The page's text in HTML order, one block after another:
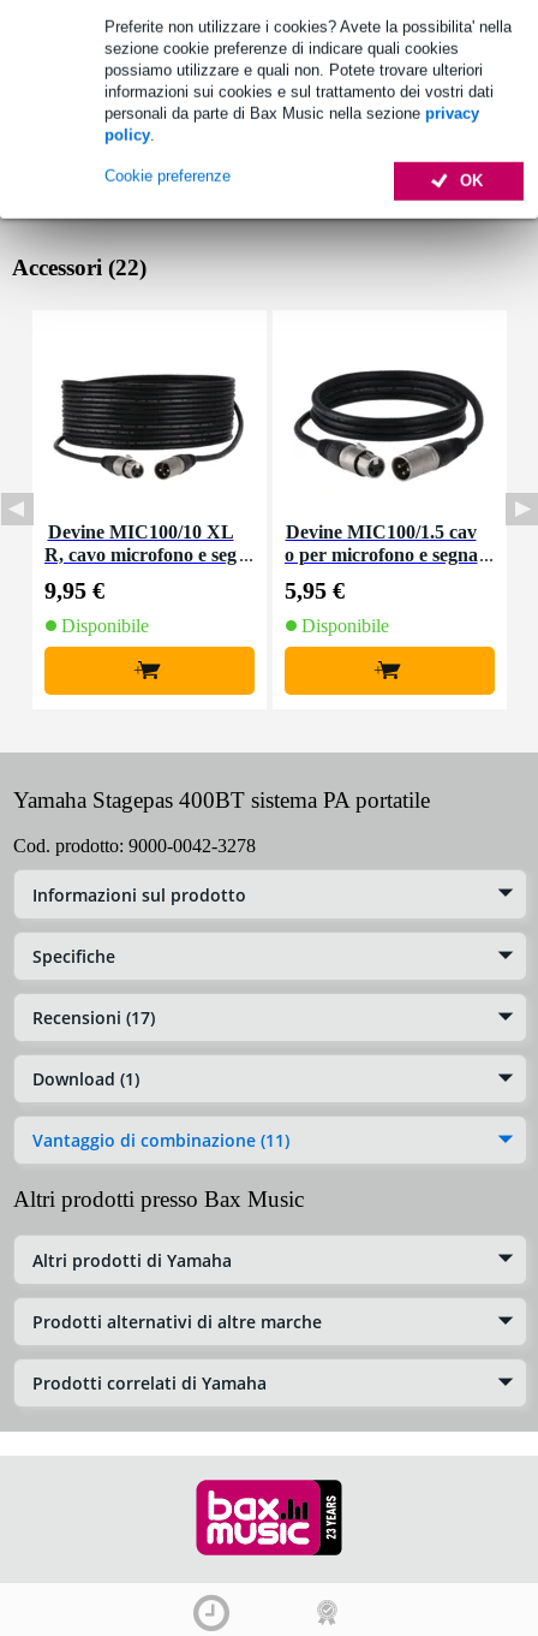
Preferite non utilizzare i cookies? Avete la possibilita' nella
sezione cookie preferenze di indicare quali cookies
possiamo utilizzare e quali non. Potete trovare ulteriori
informazioni sui cookies e sul trattamento dei vostri dati
personali da parte di Bax Music nella sezione privacy
policy.
OK
Cookie preferenze
Accessori (22)
Devine MIC100/10 XL
R, cavo microfono e seg
9,95 €
Disponibile
+
Devine MIC100/1.5 cav
o per microfono e segna
5,95 €
Disponibile
+
Yamaha Stagepas 400BT sistema PA portatile
Cod. prodotto: 9000-0042-3278
Informazioni sul prodotto
Specifiche
Recensioni (17)
Download (1)
Vantaggio di combinazione (11)
Altri prodotti presso Bax Music
Altri prodotti di Yamaha
Prodotti alternativi di altre marche
Prodotti correlati di Yamaha